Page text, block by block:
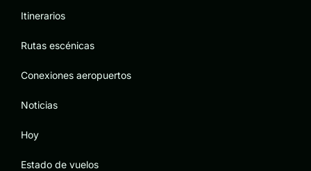
Itinerarios
Rutas escénicas
Conexiones aeropuertos
Noticias
Hoy
Estado de vuelos